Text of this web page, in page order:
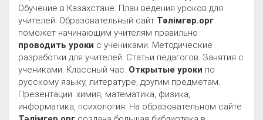
Обучение в Казахстане. План ведения уроков для
учителей. Образовательный сайт Тәлімгер.орг
поможет начинающим учителям правильно
проводить уроки с учениками. Методические
разработки для учителей. Статьи педагогов. Занятия с
учениками. Классный час. Открытые уроки по
русскому языку, литературе, другим предметам.
Презентации: химия, математика, физика,
информатика, психология. На образовательном сайте